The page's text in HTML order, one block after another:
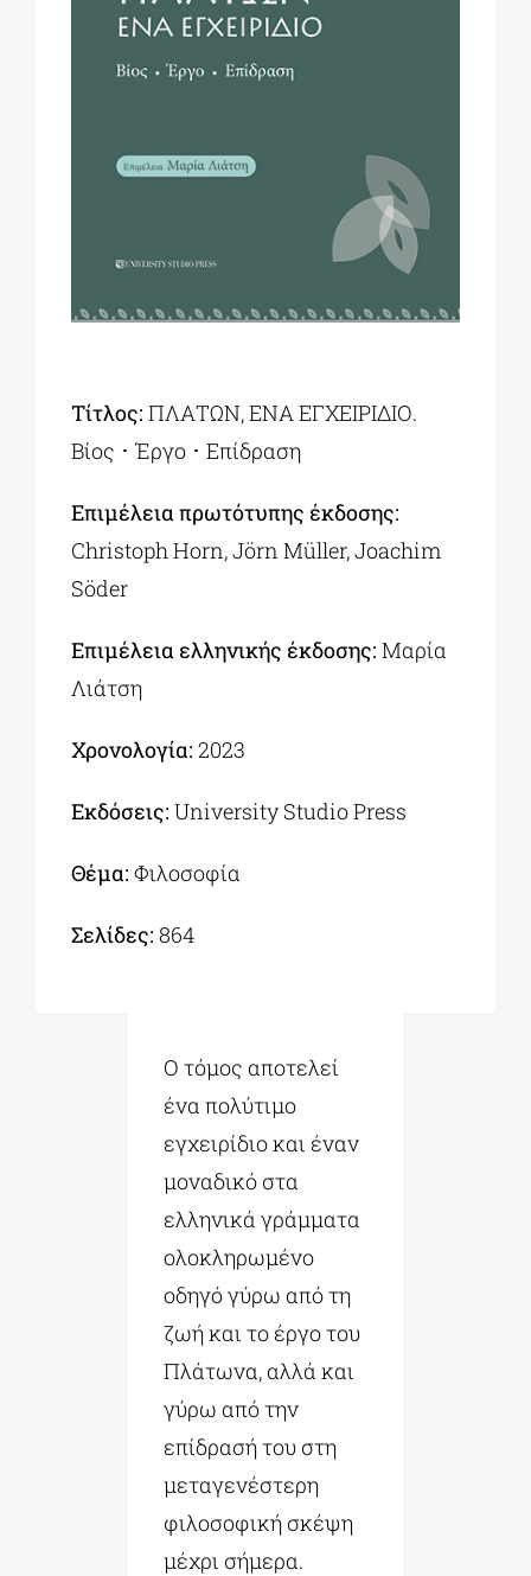
ΔΙΔΑΚΤΟΡΙΚΑ
ΧΩΡΟΙ ΤΕΧΝΗΣ
ΕΚΔΗΛΩΣΕΙΣ
Τίτλος: ΠΛΑΤΩΝ, ΕΝΑ ΕΓΧΕΙΡΙΔΙΟ.
Βίος ･ Έργο ･ Επίδραση
Επιμέλεια πρωτότυπης έκδοσης:
Christoph Horn, Jörn Müller, Joachim
Söder
Επιμέλεια ελληνικής έκδοσης: Μαρία
Λιάτση
Χρονολογία: 2023
Εκδόσεις: University Studio Press
Θέμα: Φιλοσοφία
Σελίδες: 864
Ο τόμος αποτελεί
ένα πολύτιμο
εγχειρίδιο και έναν
μοναδικό στα
ελληνικά γράμματα
ολοκληρωμένο
οδηγό γύρω από τη
ζωή και το έργο του
Πλάτωνα, αλλά και
γύρω από την
επίδρασή του στη
μεταγενέστερη
φιλοσοφική σκέψη
μέχρι σήμερα.